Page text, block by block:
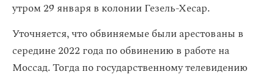
утром 29 января в колонии Гезель-Хесар.
Уточняется, что обвиняемые были арестованы в
середине 2022 года по обвинению в работе на
Моссад. Тогда по государственному телевидению